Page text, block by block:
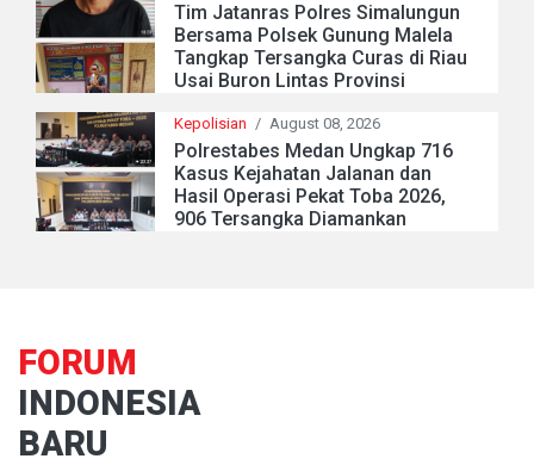
Tim Jatanras Polres Simalungun
Bersama Polsek Gunung Malela
Tangkap Tersangka Curas di Riau
Usai Buron Lintas Provinsi
Kepolisian / August 08, 2026
Polrestabes Medan Ungkap 716
Kasus Kejahatan Jalanan dan
Hasil Operasi Pekat Toba 2026,
906 Tersangka Diamankan
FORUM
INDONESIA
BARU